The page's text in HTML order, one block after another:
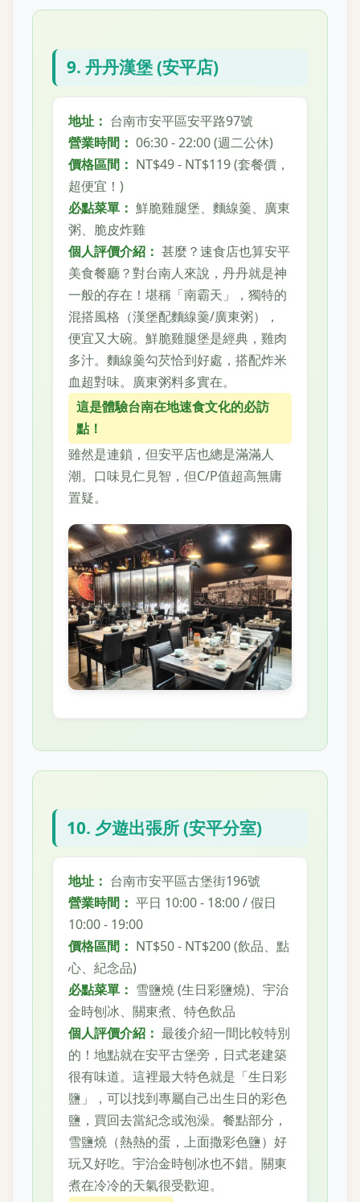
9. 丹丹漢堡 (安平店)
地址： 台南市安平區安平路97號
營業時間： 06:30 - 22:00 (週二公休)
價格區間： NT$49 - NT$119 (套餐價，
超便宜！)
必點菜單： 鮮脆雞腿堡、麵線羹、廣東
粥、脆皮炸雞
個人評價介紹： 甚麼？速食店也算安平
美食餐廳？對台南人來說，丹丹就是神
一般的存在！堪稱「南霸天」，獨特的
混搭風格（漢堡配麵線羹/廣東粥），
便宜又大碗。鮮脆雞腿堡是經典，雞肉
多汁。麵線羹勾芡恰到好處，搭配炸米
血超對味。廣東粥料多實在。
這是體驗台南在地速食文化的必訪
點！
雖然是連鎖，但安平店也總是滿滿人
潮。口味見仁見智，但C/P值超高無庸
置疑。
10. 夕遊出張所 (安平分室)
地址： 台南市安平區古堡街196號
營業時間： 平日 10:00 - 18:00 / 假日
10:00 - 19:00
價格區間： NT$50 - NT$200 (飲品、點
心、紀念品)
必點菜單： 雪鹽燒 (生日彩鹽燒)、宇治
金時刨冰、關東煮、特色飲品
個人評價介紹： 最後介紹一間比較特別
的！地點就在安平古堡旁，日式老建築
很有味道。這裡最大特色就是「生日彩
鹽」，可以找到專屬自己出生日的彩色
鹽，買回去當紀念或泡澡。餐點部分，
雪鹽燒（熱熱的蛋，上面撒彩色鹽）好
玩又好吃。宇治金時刨冰也不錯。關東
煮在冷冷的天氣很受歡迎。